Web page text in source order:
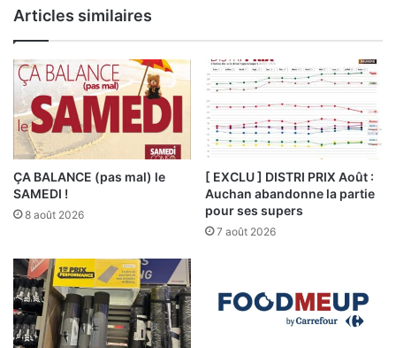
Articles similaires
ÇA BALANCE (pas mal) le
SAMEDI !
8 août 2026
[ EXCLU ] DISTRI PRIX Août :
Auchan abandonne la partie
pour ses supers
7 août 2026